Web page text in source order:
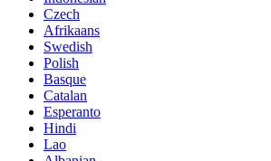
Czech
Afrikaans
Swedish
Polish
Basque
Catalan
Esperanto
Hindi
Lao